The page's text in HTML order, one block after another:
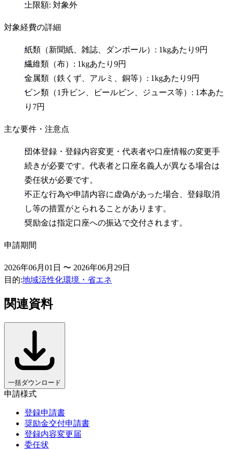
上限額: 対象外
対象経費の詳細
紙類（新聞紙、雑誌、ダンボール）: 1kgあたり9円
繊維類（布）: 1kgあたり9円
金属類（鉄くず、アルミ、銅等）: 1kgあたり9円
ビン類（1升ビン、ビールビン、ジュース等）: 1本あた
り7円
主な要件・注意点
団体登録・登録内容変更・代表者や口座情報の変更手
続きが必要です。代表者と口座名義人が異なる場合は
委任状が必要です。
不正な行為や申請内容に虚偽があった場合、登録取消
し等の措置がとられることがあります。
奨励金は指定口座への振込で交付されます。
申請期間
2026年06月01日 〜 2026年06月29日
目的:地域活性化環境・省エネ
関連資料
一括ダウンロード
申請様式
登録申請書
奨励金交付申請書
登録内容変更届
委任状